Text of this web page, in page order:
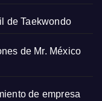
de Taekwondo
de Mr. México
de empresa